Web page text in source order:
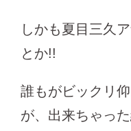
しかも夏目三久
とか!!
誰もがビックリ
が、出来ちゃっ